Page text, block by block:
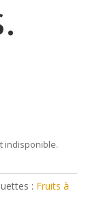
indisponible.
: Fruits à